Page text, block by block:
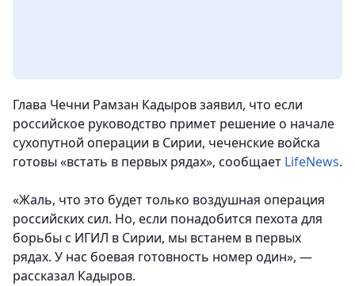
Глава Чечни Рамзан Кадыров заявил, что если
российское руководство примет решение о начале
сухопутной операции в Сирии, чеченские войска
готовы «встать в первых рядах», сообщает LifeNews.
«Жаль, что это будет только воздушная операция
российских сил. Но, если понадобится пехота для
борьбы с ИГИЛ в Сирии, мы встанем в первых
рядах. У нас боевая готовность номер один», —
рассказал Кадыров.